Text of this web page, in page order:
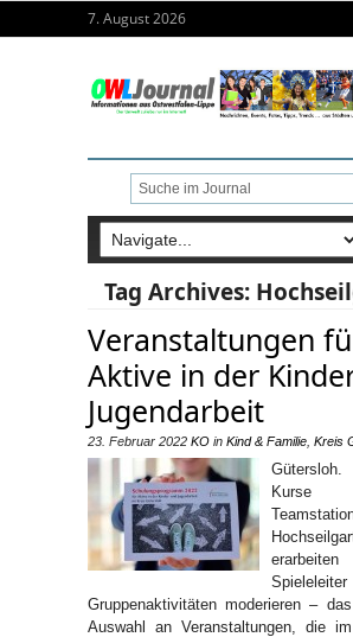
7. August 2026
Tag Archives:
Veranstaltungen
Aktive in der
Jugendarbeit
23. Februar 2022 KO in Kind & Familie Kreis
Kurse
Spieleleiter
Gruppenaktivitäten moderieren –
Auswahl an Veranstaltungen, die